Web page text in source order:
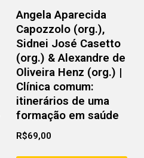
Angela Aparecida
Capozzolo (org.),
Sidnei José Casetto
(org.) & Alexandre de
Oliveira Henz (org.) |
Clínica comum:
itinerários de uma
formação em saúde
R$69,00